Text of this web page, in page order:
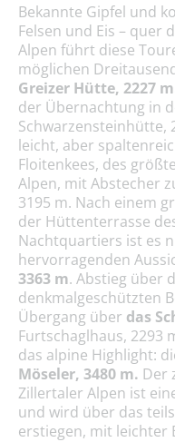
Bekannte Gipfel und
Felsen und Eis – quer
Alpen führt diese
möglichen
Greizer Hütte, 2227
der Übernachtung in
Schwarzensteinhütte,
leicht, aber
Floitenkees, des
Alpen, mit Abstecher
3195 m. Nach einem
der Hüttenterrasse
Nachtquartiers ist es
hervorragenden
3363 m. Abstieg über
denkmalgeschützten
Übergang über das
Furtschaglhaus, 2293
das alpine Highlight:
Möseler, 3480 m. Der
Zillertaler Alpen ist
und wird über das
erstiegen, mit leichter